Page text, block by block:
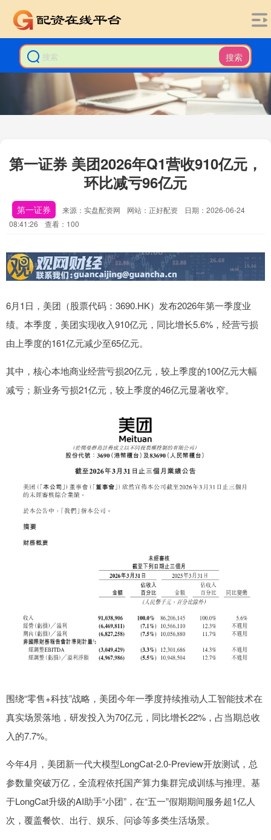
搜索
第一证券 美团2026年Q1营收910亿元，
环比减亏96亿元
第一证券 来源：实盘配资网 网站：正好配资
日期：2026-06-24
08:41:26
查看：100
6月1日，美团（股票代码：3690.HK）发布2026年第一季度业
绩。本季度，美团实现收入910亿元，同比增长5.6%，经营亏损
由上季度的161亿元减少至65亿元。
其中，核心本地商业经营亏损20亿元，较上季度的100亿元大幅
减亏；新业务亏损21亿元，较上季度的46亿元显著收窄。
围绕“零售+科技”战略，美团今年一季度持续推动人工智能技术在
真实场景落地，研发投入为70亿元，同比增长22%，占当期总收
入的7.7%。
今年4月，美团新一代大模型LongCat-2.0-Preview开放测试，总
参数量突破万亿，全流程依托国产算力集群完成训练与推理。基
于LongCat升级的AI助手“小团”，在“五一”假期期间服务超1亿人
次，覆盖餐饮、出行、娱乐、问诊等多类生活场景。